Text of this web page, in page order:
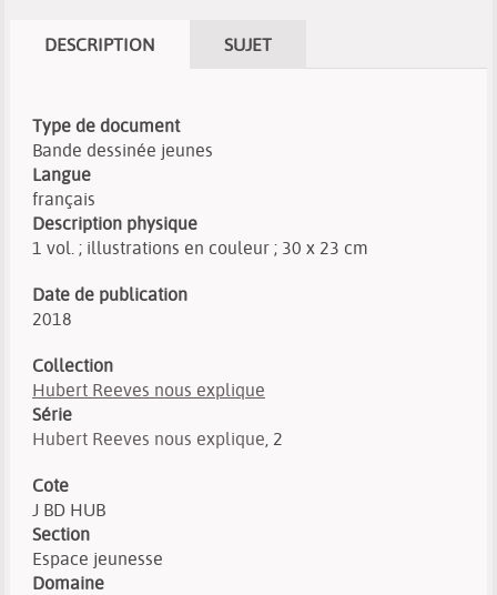
DESCRIPTION SUJET
Type de document
Bande dessinée jeunes
Langue
français
Description physique
1 vol. ; illustrations en couleur ; 30 x 23 cm
Date de publication
2018
Collection
Hubert Reeves nous explique
Série
Hubert Reeves nous explique, 2
Cote
J BD HUB
Section
Espace jeunesse
Domaine